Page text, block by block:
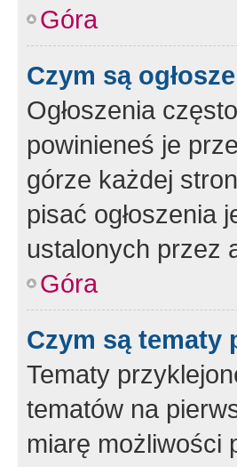
Góra
Czym są
Ogłoszenia
powinieneś je
górze każdej
pisać ogłoszenia
ustalonych przez
Góra
Czym są tematy
Tematy
tematów na
miarę możliwości